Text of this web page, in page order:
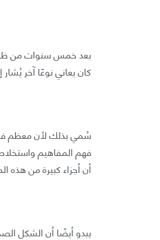
بعد خمس سنوات من
كان يعاني نوعًا آخر
سُمي بذلك لأن معظم
فهم المفاهيم
أن أجزاء كبيرة من هذه
يبدو أيضًا أن الشكل